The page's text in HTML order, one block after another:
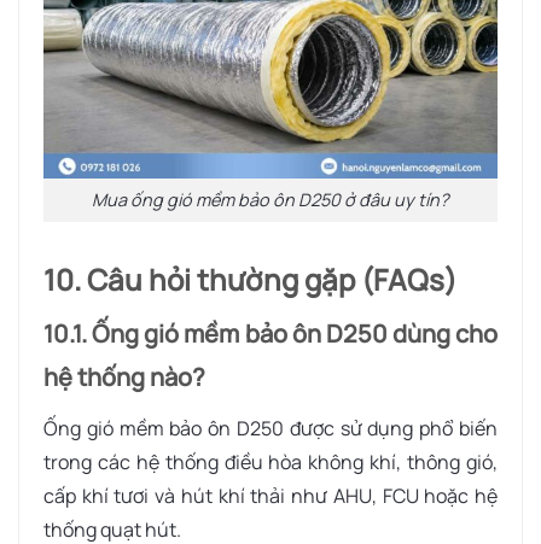
Mua ống gió mềm bảo ôn D250 ở đâu uy tín?
10. Câu hỏi thường gặp (FAQs)
10.1. Ống gió mềm bảo ôn D250 dùng cho
hệ thống nào?
Ống gió mềm bảo ôn D250 được sử dụng phổ biến
trong các hệ thống điều hòa không khí, thông gió,
cấp khí tươi và hút khí thải như AHU, FCU hoặc hệ
thống quạt hút.